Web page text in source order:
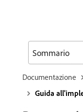
Documentazione
Guida
Sommario